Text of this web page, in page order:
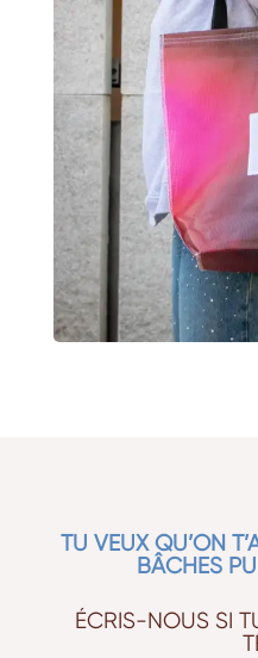
TU VEUX QU’ON
BÂCHES
ÉCRIS-NOUS SI